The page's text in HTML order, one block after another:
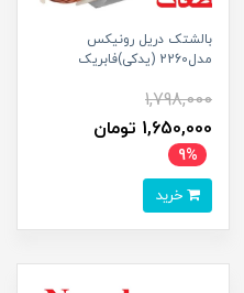
بالشتک دریل رونیکس
مدل2260 (یدکی)فابریک
1,798,000
1,650,000 تومان
9%